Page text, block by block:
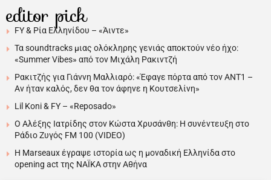
editor pick
FY & Ρία Ελληνίδου – «Άιντε»
Τα soundtracks μιας ολόκληρης γενιάς αποκτούν νέο ήχο:
«Summer Vibes» από τον Μιχάλη Ρακιντζή
Ρακιτζής για Γιάννη Μαλλιαρό: «Έφαγε πόρτα από τον ΑΝΤ1 –
Αν ήταν καλός, δεν θα τον άφηνε η Κουτσελίνη»
Lil Koni & FY – «Reposado»
Ο Αλέξης Ιατρίδης στον Κώστα Χρυσάνθη: Η συνέντευξη στο
Ράδιο Ζυγός FM 100 (VIDEO)
H Marseaux έγραψε ιστορία ως η μοναδική Ελληνίδα στο
opening act της NAÏKA στην Αθήνα